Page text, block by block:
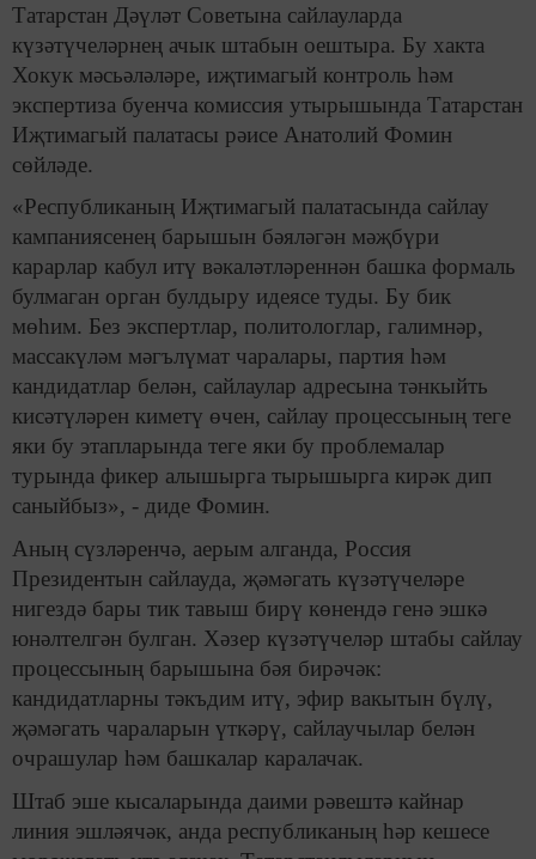
Татарстан Дәүләт Советына сайлауларда
күзәтүчеләрнең ачык штабын оештыра. Бу хакта
Хокук мәсьәләләре, иҗтимагый контроль һәм
экспертиза буенча комиссия утырышында Татарстан
Иҗтимагый палатасы рәисе Анатолий Фомин
сөйләде.
«Республиканың Иҗтимагый палатасында сайлау
кампаниясенең барышын бәяләгән мәҗбүри
карарлар кабул итү вәкаләтләреннән башка формаль
булмаган орган булдыру идеясе туды. Бу бик
мөһим. Без экспертлар, политологлар, галимнәр,
массакүләм мәгълүмат чаралары, партия һәм
кандидатлар белән, сайлаулар адресына тәнкыйть
кисәтүләрен киметү өчен, сайлау процессының теге
яки бу этапларында теге яки бу проблемалар
турында фикер алышырга тырышырга кирәк дип
саныйбыз», - диде Фомин.
Аның сүзләренчә, аерым алганда, Россия
Президентын сайлауда, җәмәгать күзәтүчеләре
нигездә бары тик тавыш бирү көнендә генә эшкә
юнәлтелгән булган. Хәзер күзәтүчеләр штабы сайлау
процессының барышына бәя бирәчәк:
кандидатларны тәкъдим итү, эфир вакытын бүлү,
җәмәгать чараларын үткәрү, сайлаучылар белән
очрашулар һәм башкалар каралачак.
Штаб эше кысаларында даими рәвештә кайнар
линия эшләячәк, анда республиканың һәр кешесе